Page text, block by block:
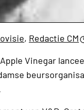
, Redactie CM
Vinegar